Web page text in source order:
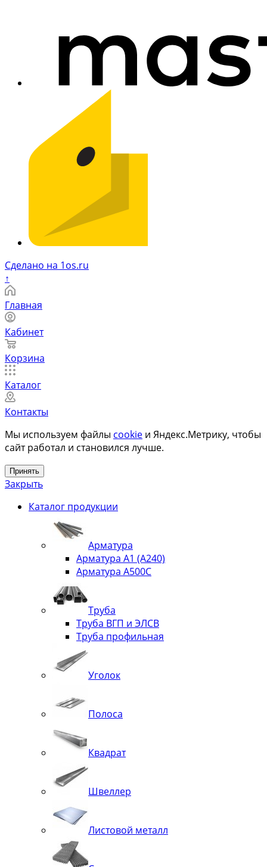
Сделано на 1os.ru
↑
Главная
Кабинет
Корзина
Каталог
Контакты
Мы используем файлы cookie и Яндекс.Метрику, чтобы
сайт работал и становился лучше.
Принять
Закрыть
Каталог продукции
Арматура
Арматура А1 (А240)
Арматура А500С
Труба
Труба ВГП и ЭЛСВ
Труба профильная
Уголок
Полоса
Квадрат
Швеллер
Листовой металл